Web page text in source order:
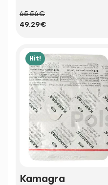
65.56€
49.29€
Hit!
Kamagra